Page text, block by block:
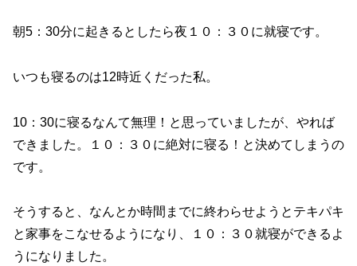
朝5：30分に起きるとしたら夜１０：３０に就寝です。
いつも寝るのは12時近くだった私。
10：30に寝るなんて無理！と思っていましたが、やれば
できました。１０：３０に絶対に寝る！と決めてしまうの
です。
そうすると、なんとか時間までに終わらせようとテキパキ
と家事をこなせるようになり、１０：３０就寝ができるよ
うになりました。